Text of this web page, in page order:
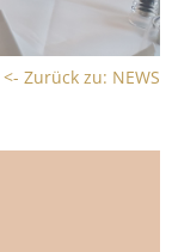
<- Zurück zu: NEWS